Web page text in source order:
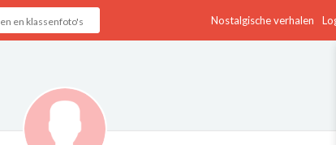
Nostalgische verhalen